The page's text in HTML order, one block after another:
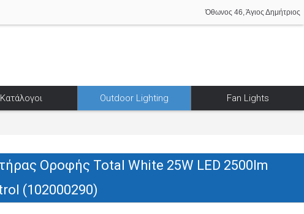
Όθωνος 46, Άγιος Δημήτριος
Κατάλογοι Outdoor Lighting Fan Lights
Οροφής Total White 25W LED 2500lm
(102000290)